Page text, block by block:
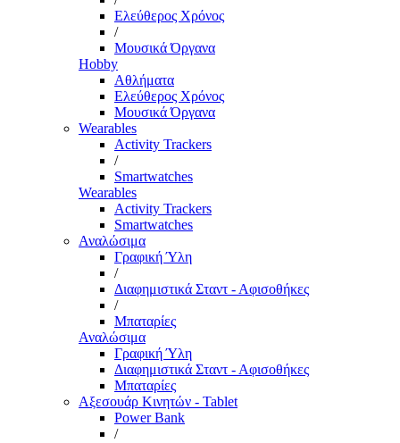
Ελεύθερος Χρόνος
/
Μουσικά Όργανα
Hobby
Αθλήματα
Ελεύθερος Χρόνος
Μουσικά Όργανα
Wearables
Activity Trackers
/
Smartwatches
Wearables
Activity Trackers
Smartwatches
Αναλώσιμα
Γραφική Ύλη
/
Διαφημιστικά Σταντ - Αφισοθήκες
/
Μπαταρίες
Αναλώσιμα
Γραφική Ύλη
Διαφημιστικά Σταντ - Αφισοθήκες
Μπαταρίες
Αξεσουάρ Κινητών - Tablet
Power Bank
/